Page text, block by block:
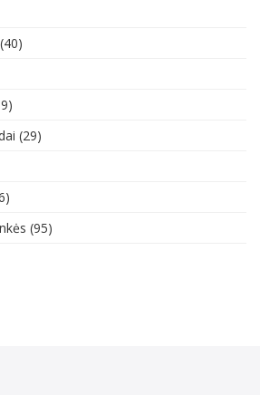
(40)
(29)
(95)